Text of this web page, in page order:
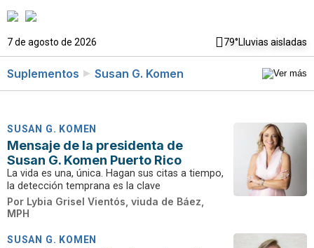
7 de agosto de 2026 79°Lluvias aisladas
Suplementos Susan G. Komen
SUSAN G. KOMEN
Mensaje de la presidenta de
Susan G. Komen Puerto Rico
La vida es una, única. Hagan sus citas a tiempo,
la detección temprana es la clave
Por Lybia Grisel Vientós, viuda de Báez,
MPH
SUSAN G. KOMEN